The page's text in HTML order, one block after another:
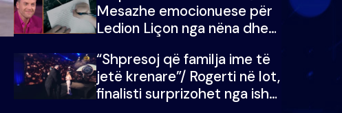
kur…
Mesazhe emocionuese për
Ledion Liçon nga nëna dhe
i mban dot lotët: Nuk
meritoj…
“Shpresoj që familja ime të
jetë krenare”/ Rogerti në lot,
finalisti surprizohet nga ish-